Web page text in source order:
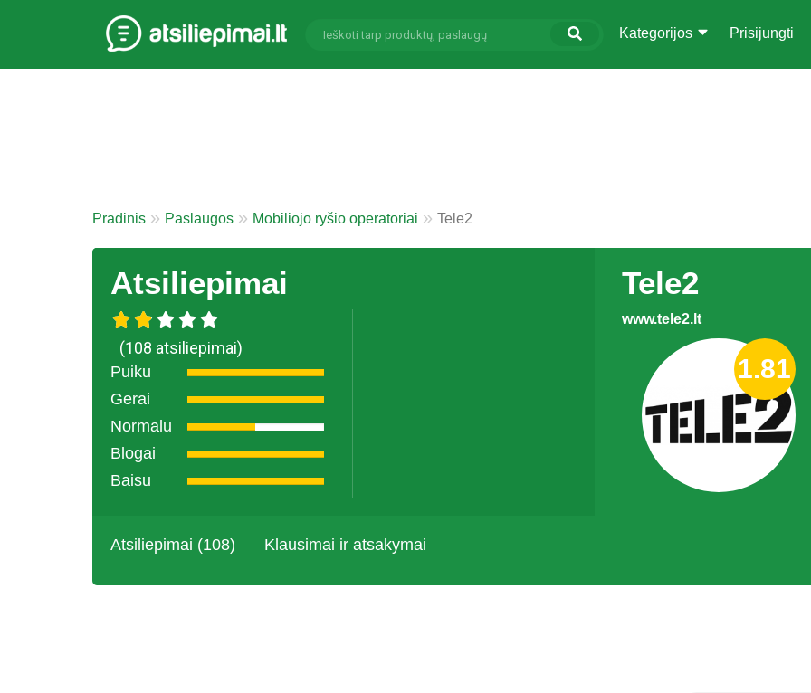
Kategorijos Prisijungti
Pradinis Paslaugos Mobiliojo ryšio operatoriai Tele2
Atsiliepimai
(108 atsiliepimai)
Puiku
Gerai
Normalu
Blogai
Baisu
Atsiliepimai (108) Klausimai ir atsakymai
Tele2
www.tele2.lt
1.81